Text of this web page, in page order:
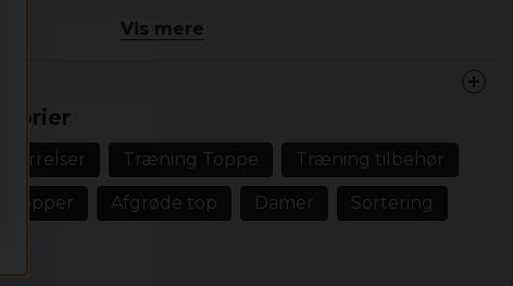
rynket nylon
polyester
Vis mere
Træning Toppe Træning tilbehør
topper Afgrøde top Damer Sortering